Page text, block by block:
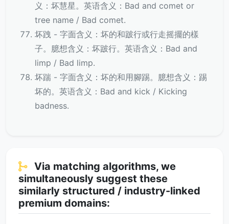
义：坏慧星。英语含义：Bad and comet or
tree name / Bad comet.
坏跩 - 字面含义：坏的和跛行或行走摇擺的樣
子。臆想含义：坏跛行。英语含义：Bad and
limp / Bad limp.
坏踹 - 字面含义：坏的和用腳踢。臆想含义：踢
坏的。英语含义：Bad and kick / Kicking
badness.
Via matching algorithms, we
simultaneously suggest these
similarly structured / industry-linked
premium domains: